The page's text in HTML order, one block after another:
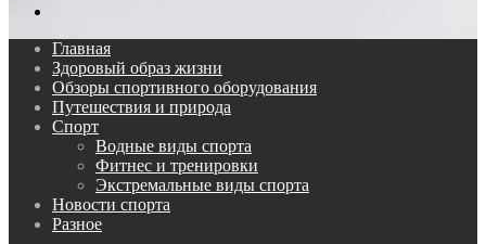
Главная
Здоровый образ жизни
Обзоры спортивного оборудования
Путешествия и природа
Спорт
Водные виды спорта
Фитнес и тренировки
Экстремальные виды спорта
Новости спорта
Разное